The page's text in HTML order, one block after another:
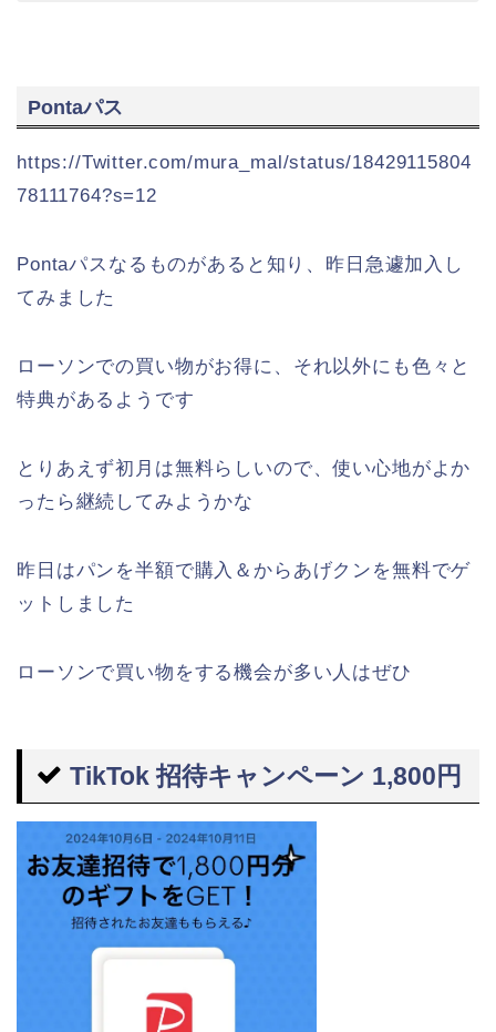
Pontaパス
https://Twitter.com/mura_mal/status/18429115804
78111764?s=12
Pontaパスなるものがあると知り、昨日急遽加入し
てみました
ローソンでの買い物がお得に、それ以外にも色々と
特典があるようです
とりあえず初月は無料らしいので、使い心地がよか
ったら継続してみようかな
昨日はパンを半額で購入＆からあげクンを無料でゲ
ットしました
ローソンで買い物をする機会が多い人はぜひ
TikTok 招待キャンペーン 1,800円